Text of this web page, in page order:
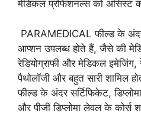
मेडिकल प्रोफेशनल्स को असिस्ट
PARAMEDICAL फील्ड के
आप्शन उपलब्ध होते हैं, जैसे की
रेडियोग्राफी और मेडिकल इमेजिंग,
पैथोलॉजी और बहुत सारी शामिल
फील्ड के अंदर सर्टिफिकेट,
और पीजी डिप्लोमा लेवल के कोर्स